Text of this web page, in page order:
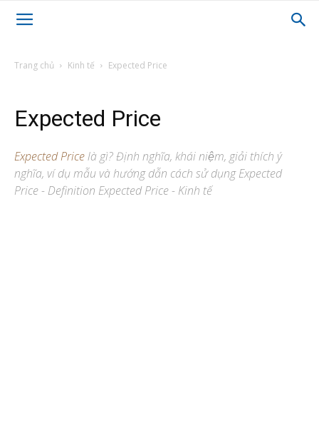
Trang chủ Kinh tế Expected Price
Expected Price
Expected Pricelà gì? Định nghĩa, khái niệm, giải thích ý
nghĩa, ví dụ mẫu và hướng dẫn cách sử dụng Expected
Price - Definition Expected Price - Kinh tế